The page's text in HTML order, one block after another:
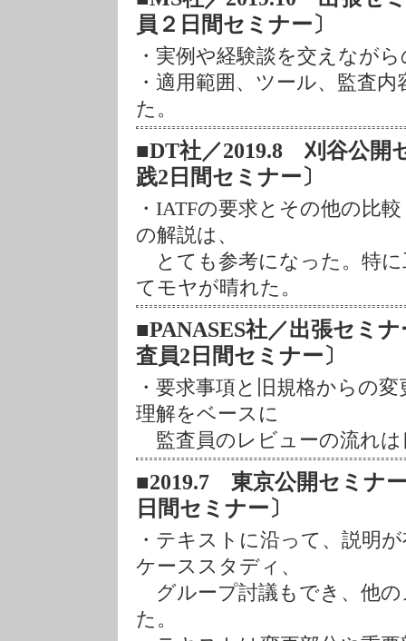
員２日間セミナー〕
・実例や経験談を交えなが
・適用範囲、ツール、監査
た。
■DT社／2019.8 刈谷公
践2日間セミナー〕
・IATFの要求とその他の比
の解説は、
とても参考になった。特に
てモヤが晴れた。
■PANASES社／出張セミ
査員2日間セミナー〕
・要求事項と旧規格からの
理解をベースに
監査員のレビューの流れは
■2019.7 東京公開セミナ
日間セミナー〕
・テキストに沿って、説明
ケーススタディ、
グループ討議もでき、他
た。